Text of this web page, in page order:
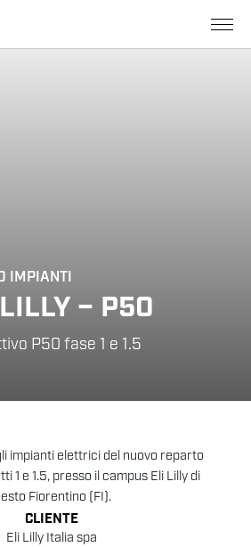
IMPIANTI
– P50
P50 fase 1 e 1.5
impianti elettrici del nuovo reparto
1 e 1.5, presso il campus Eli Lilly di
Fiorentino (FI).
CLIENTE
Eli Lilly Italia spa